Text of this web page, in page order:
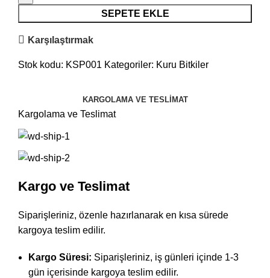
SEPETE EKLE
Karşılaştırmak
Stok kodu: KSP001 Kategoriler: Kuru Bitkiler
KARGOLAMA VE TESLIMAT
Kargolama ve Teslimat
Kargo ve Teslimat
Siparişleriniz, özenle hazırlanarak en kısa sürede
kargoya teslim edilir.
Kargo Süresi: Siparişleriniz, iş günleri içinde 1-3
gün içerisinde kargoya teslim edilir.